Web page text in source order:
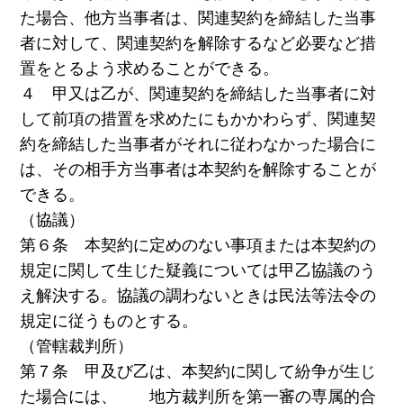
た場合、他方当事者は、関連契約を締結した当事
者に対して、関連契約を解除するなど必要など措
置をとるよう求めることができる。
４ 甲又は乙が、関連契約を締結した当事者に対
して前項の措置を求めたにもかかわらず、関連契
約を締結した当事者がそれに従わなかった場合に
は、その相手方当事者は本契約を解除することが
できる。
（協議）
第６条 本契約に定めのない事項または本契約の
規定に関して生じた疑義については甲乙協議のう
え解決する。協議の調わないときは民法等法令の
規定に従うものとする。
（管轄裁判所）
第７条 甲及び乙は、本契約に関して紛争が生じ
た場合には、 地方裁判所を第一審の専属的合